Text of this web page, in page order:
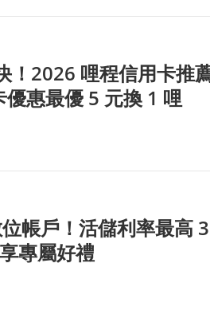
！2026 哩程信用卡推
惠最優 5 元換 1 哩
帳戶！活儲利率最高
專屬好禮